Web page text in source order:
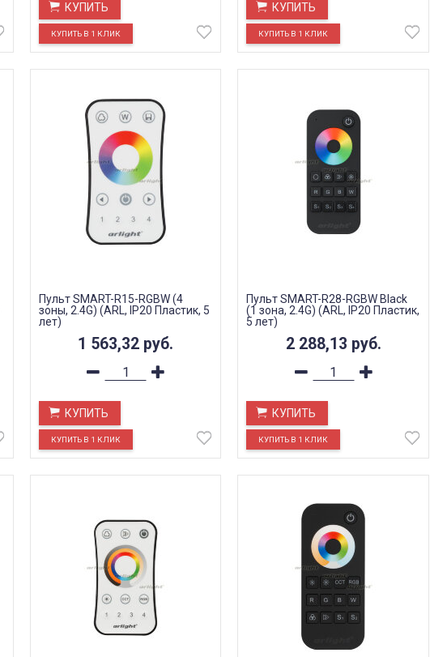
КУПИТЬ КУПИТЬ
Пульт SMART-R15-RGBW (4
зоны, 2.4G) (ARL, IP20 Пластик, 5
лет)
1 563,32 руб.
КУПИТЬ
Пульт SMART-R28-RGBW Black
(1 зона, 2.4G) (ARL, IP20 Пластик,
5 лет)
2 288,13 руб.
КУПИТЬ